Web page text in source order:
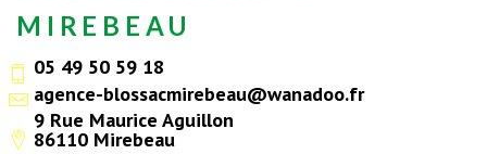
MIREBEAU
05 49 50 59 18
agence-blossacmirebeau@wanadoo.fr
9 Rue Maurice Aguillon
86110 Mirebeau